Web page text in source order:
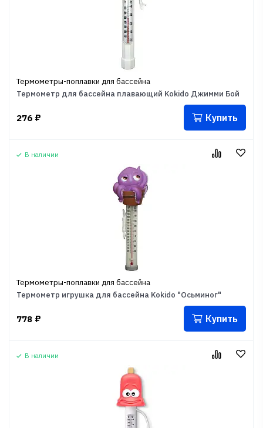
Термометры-поплавки для бассейна
Термометр для бассейна плавающий Kokido Джимми Бой
276 ₽ Купить
В наличии
Термометры-поплавки для бассейна
Термометр игрушка для бассейна Kokido "Осьминог"
778 ₽ Купить
В наличии